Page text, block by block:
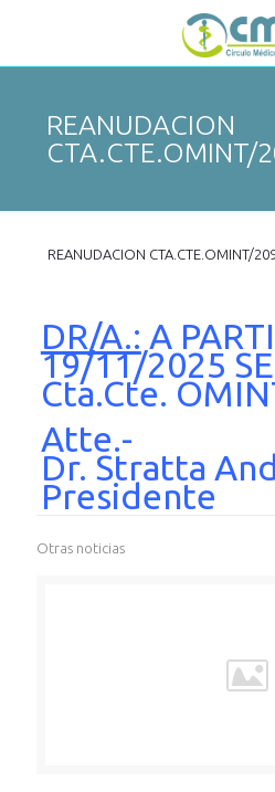
REANUDACION
CTA.CTE.OMINT/
REANUDACION CTA.CTE.OMINT/
DR/A.: A
19/11/2025
Cta.Cte.
Atte.-
Dr. Stratta
Presidente
Otras noticias